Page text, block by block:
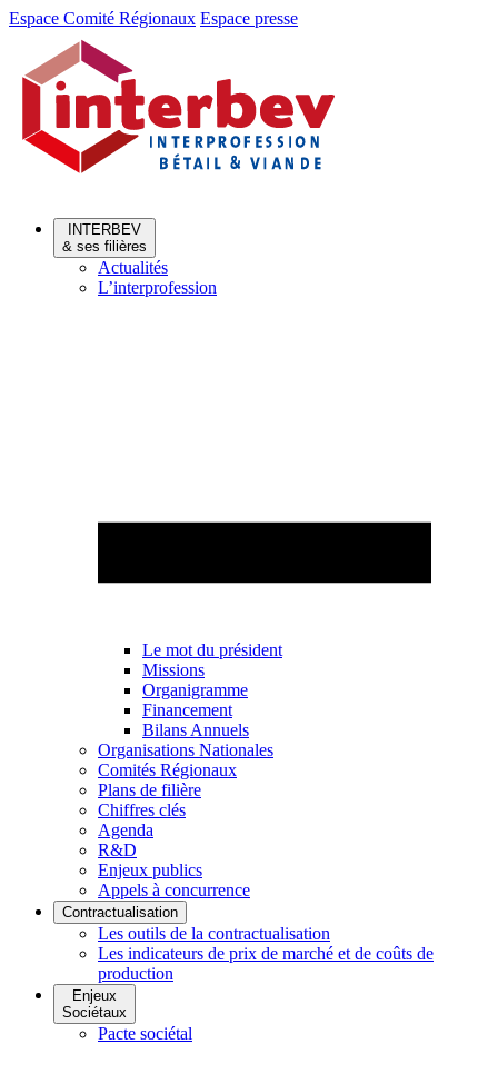
Aller
Aller
contenu
Espace Comité Régionaux Espace presse
INTERBEV
& ses filières
Actualités
L’interprofession
Le mot du président
Missions
Organigramme
Financement
Bilans Annuels
Organisations Nationales
Comités Régionaux
Plans de filière
Chiffres clés
Agenda
R&D
Enjeux publics
Appels à concurrence
Contractualisation
Les outils de la contractualisation
Les indicateurs de prix de marché et de coûts de
production
Enjeux
Sociétaux
Pacte sociétal